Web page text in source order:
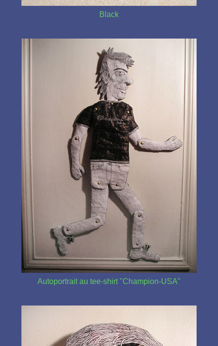
Black
Autoportrait au tee-shirt "Champion-USA"